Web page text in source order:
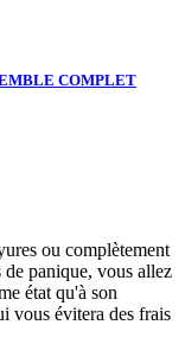
COMPLET
ou complètement
de panique, vous allez
état qu'à son
vous évitera des frais